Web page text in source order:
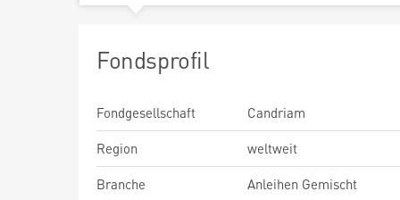
Fondsprofil
Fondgesellschaft
Candriam
Region
weltweit
Branche
Anleihen Gemischt